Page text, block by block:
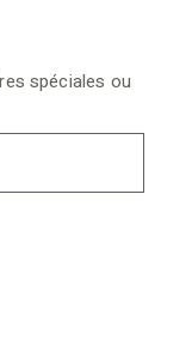
spéciales ou